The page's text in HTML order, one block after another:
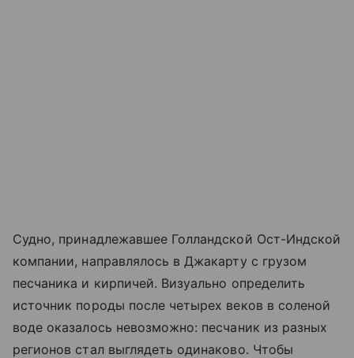
Судно, принадлежавшее Голландской Ост-Индской
компании, направлялось в Джакарту с грузом
песчаника и кирпичей. Визуально определить
источник породы после четырех веков в соленой
воде оказалось невозможно: песчаник из разных
регионов стал выглядеть одинаково. Чтобы